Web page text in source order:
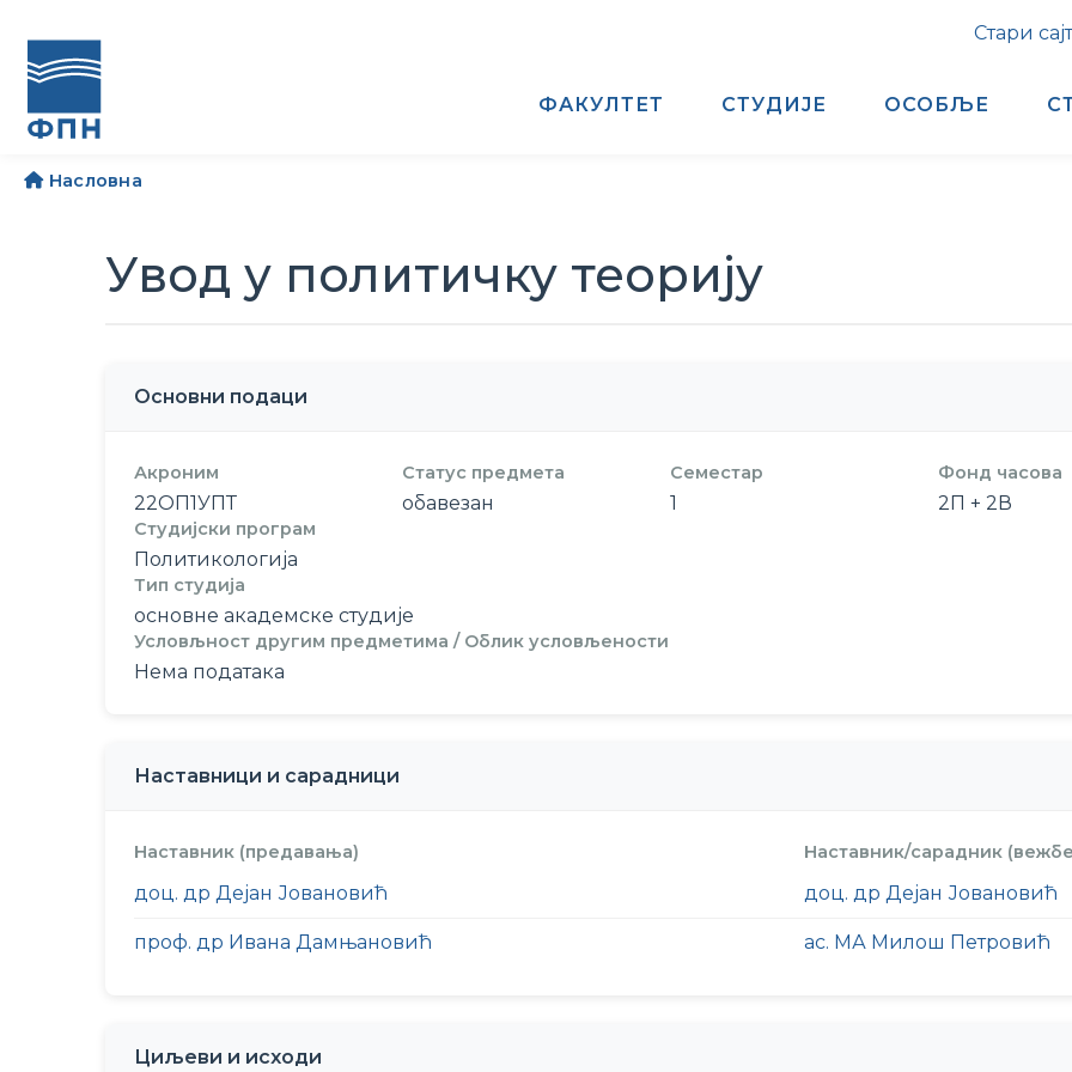
Стари сајт
ФАКУЛТЕТ СТУДИЈЕ ОСОБЉЕ
Насловна
Увод у политичку теорију
Основни подаци
Акроним
22ОП1УПТ
Статус предмета
обавезан
Семестар
1
Фонд часова
2П + 2В
Студијски програм
Политикологија
Тип студија
основне академске студије
Условљност другим предметима / Облик условљености
Нема података
Наставници и сарадници
Наставник (предавања)
доц. др Дејан Јовановић
проф. др Ивана Дамњановић
Наставник/сарадник
доц. др Дејан Јовановић
ас. МА Милош Петровић
Циљеви и исходи